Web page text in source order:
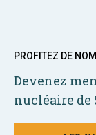
PROFITEZ DE
Devenez
nucléaire de